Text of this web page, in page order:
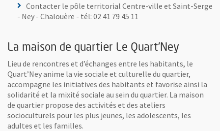
Contacter le pôle territorial Centre-ville et Saint-Serge
- Ney - Chalouère - tél: 02 41 79 45 11
La maison de quartier Le Quart'Ney
Lieu de rencontres et d’échanges entre les habitants, le
Quart’Ney anime la vie sociale et culturelle du quartier,
accompagne les initiatives des habitants et favorise ainsi la
solidarité et la mixité sociale au sein du quartier. La maison
de quartier propose des activités et des ateliers
socioculturels pour les plus jeunes, les adolescents, les
adultes et les familles.